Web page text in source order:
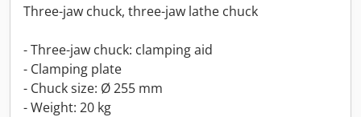
Three-jaw chuck, three-jaw lathe chuck
- Three-jaw chuck: clamping aid
- Clamping plate
- Chuck size: Ø 255 mm
- Weight: 20 kg